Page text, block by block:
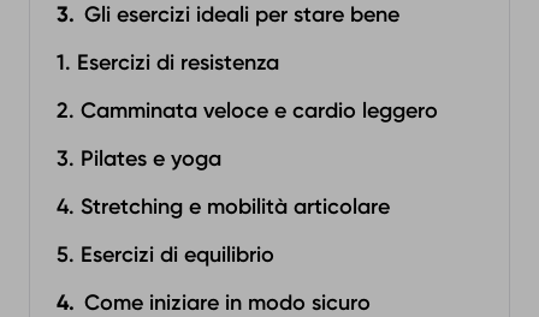
Gli esercizi ideali per stare bene
1. Esercizi di resistenza
2. Camminata veloce e cardio leggero
3. Pilates e yoga
4. Stretching e mobilità articolare
5. Esercizi di equilibrio
Come iniziare in modo sicuro